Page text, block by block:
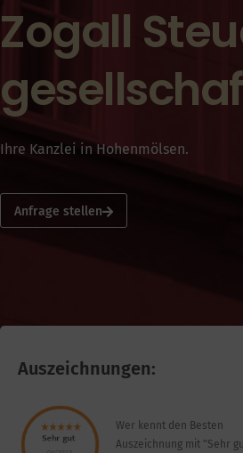
Zogall
Ihre Kanzlei in Hohenmölsen.
Anfrage stellen
Auszeichnungen:
Wer kennt den Besten
Auszeichnung mit "Sehr